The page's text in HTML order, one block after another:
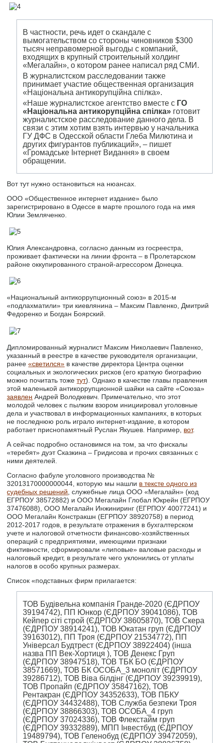
В частности, речь идет о скандале с
вымогательством со стороны чиновников $300
тысяч неправомерной выгоды с компаний,
входящих в крупный строительный холдинг
«Мегалайн», о котором ранее написал ряд СМИ.
В журналистском расследовании также
принимает участие общественная организация
«Національна антикорупційна спілка».
«Наше журналистское агентство вместе с ГО
«Національна антикорупційна спілка» готовит
журналистское расследование данного дела. В
связи с этим хотим взять интервью у начальника
ГУ ДФС в Одесской области Глеба Милютина и
других фигурантов публикаций», – пишет
«Громадське Інтернет Видання» в своем
обращении.
Вот тут нужно остановиться на нюансах.
ООО «Общественное интернет издание» было
зарегистрировано в Одессе в марте прошлого года на имя
Юлии Земляченко.
Юлия Александровна, согласно данным из госреестра,
проживает фактически на линии фронта – в Пролетарском
районе оккупированного страной-агрессором Донецка.
«Национальный антикоррупционный союз» в 2015-м
«подлахматили» три киевлянина – Максим Павленко, Дмитрий
Федоренко и Богдан Боярский.
Дипломированный журналист Максим Николаевич Павленко,
указанный в реестре в качестве руководителя организации,
ранее«светился» в качестве директора Центра оценки
социальных и экологических рисков (его краткую биографию
можно почитать тожетут). Однако в качестве главы правления
этой маленькой антикоррупционной шайки на сайте «Союза»
заявлен Андрей Володкевич. Примечательно, что этот
молодой человек с пылким взором инициировал уголовные
дела и участвовал в информационных кампаниях, в которых
не последнюю роль играло интернет-издание, в котором
работает приснопамятный Руслан Якушев. Например, вот.
А сейчас подробно остановимся на том, за что фискалы
«теребят» дуэт Сказкина – Гридисова и прочих связанных с
ними деятелей.
Согласно фабуле уголовного производства №
32013170000000044, которую мы нашли в тексте одного из
судебных решений , служебные лица ООО «Мегалайн» (код
ЕГРПОУ 38572882) и ООО Мегалайн Глобал Юкрейн (ЕГРПОУ
37476088), ООО Мегалайн Инжиниринг (ЕГРПОУ 40077241) и
ООО Мегалайн Констракшн (ЕГРПОУ 38920758) в период
2012-2017 годов, в результате отражения в бухгалтерском
учете и налоговой отчетности финансово-хозяйственных
операций с предприятиями, имеющими признаки
фиктивности, сформировали «липовые» валовые расходы и
налоговый кредит, в результате чего уклонились от уплаты
налогов в особо крупных размерах.
Список «подставных фирм прилагается:
ТОВ Будівельна компанія Гранде-2020 (ЄДРПОУ
39194742), ПП Юнкор (ЄДРПОУ 39041086), ТОВ
Кейпер сіті строй (ЄДРПОУ 38605870), ТОВ Скера
(ЄДРПОУ 38914241), ТОВ Юкатан груп (ЄДРПОУ
39163012), ПП Троя (ЄДРПОУ 21534772), ПП
Універсал Будтрест (ЄДРПОУ 38922404) (інша
назва ПП Век-Хортиця ), ТОВ Денекс Груп
(ЄДРПОУ 38947518), ТОВ ТБК БО (ЄДРПОУ
38571669), ТОВ БК ОСОБА_3 моноліт (ЄДРПОУ
39286712), ТОВ Віва білдінг (ЄДРПОУ 39239919),
ТОВ Пропайп (ЄДРПОУ 35847162), ТОВ
Рентакран (ЄДРПОУ 34352633), ТОВ ПБКУ
(ЄДРПОУ 34432488), ТОВ Служба безпеки Троя
(ЄДРПОУ 38866303), ТОВ ОСОБА_4 груп
(ЄДРПОУ 37024336), ТОВ Флекстайм груп
(ЄДРПОУ 39332889), МПП Інвестбуд (ЄДРПОУ
19489794), ТОВ Геленобуд (ЄДРПОУ 39472059),